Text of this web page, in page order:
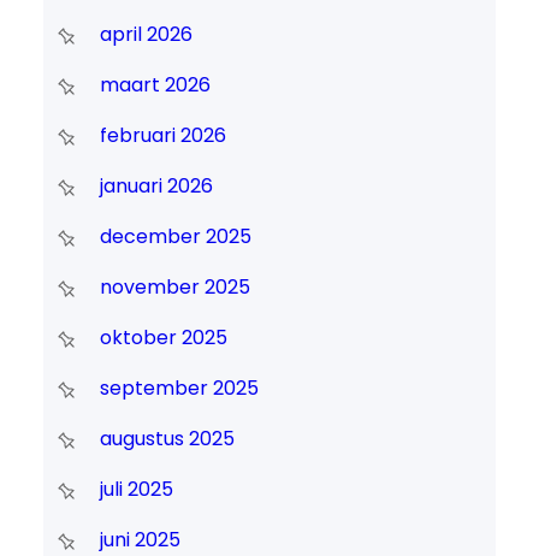
april 2026
maart 2026
februari 2026
januari 2026
december 2025
november 2025
oktober 2025
september 2025
augustus 2025
juli 2025
juni 2025